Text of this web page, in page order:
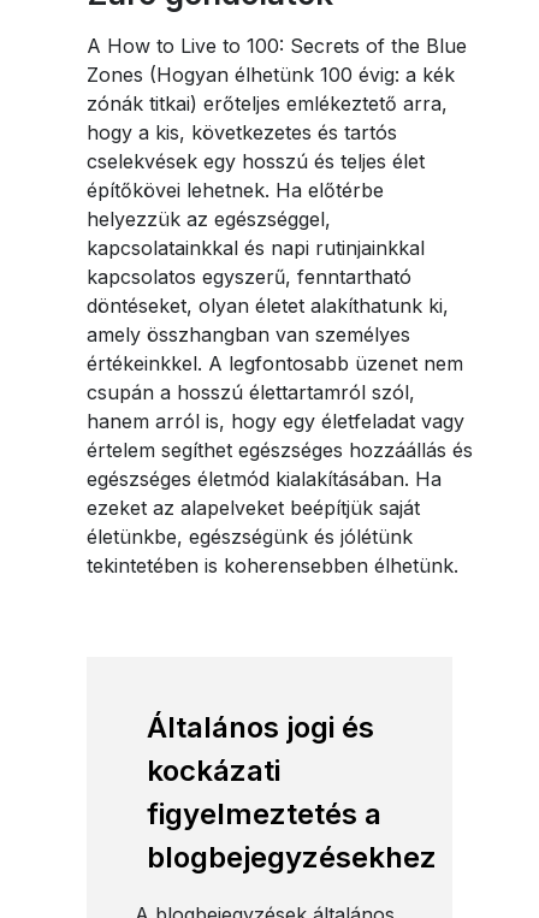
A How to Live to 100: Secrets of the Blue
Zones (Hogyan élhetünk 100 évig: a kék
zónák titkai) erőteljes emlékeztető arra,
hogy a kis, következetes és tartós
cselekvések egy hosszú és teljes élet
építőkövei lehetnek. Ha előtérbe
helyezzük az egészséggel,
kapcsolatainkkal és napi rutinjainkkal
kapcsolatos egyszerű, fenntartható
döntéseket, olyan életet alakíthatunk ki,
amely összhangban van személyes
értékeinkkel. A legfontosabb üzenet nem
csupán a hosszú élettartamról szól,
hanem arról is, hogy egy életfeladat vagy
értelem segíthet egészséges hozzáállás és
egészséges életmód kialakításában. Ha
ezeket az alapelveket beépítjük saját
életünkbe, egészségünk és jólétünk
tekintetében is koherensebben élhetünk.
Általános jogi és
kockázati
figyelmeztetés a
blogbejegyzésekhez